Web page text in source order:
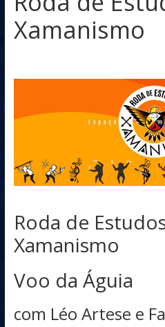
Xamanismo
Roda de
Xamanismo
Voo da Águia
com Léo Artese e